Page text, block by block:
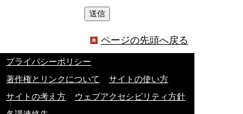
ページの先頭へ戻る
プライバシーポリシー
著作権とリンクについて
サイトの使い方
サイトの考え方
ウェブアクセシビリティ方針